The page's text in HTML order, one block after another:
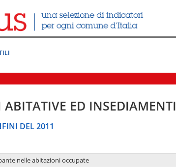
ED INSEDIAMENTI
DEL 2011
nelle abitazioni occupate